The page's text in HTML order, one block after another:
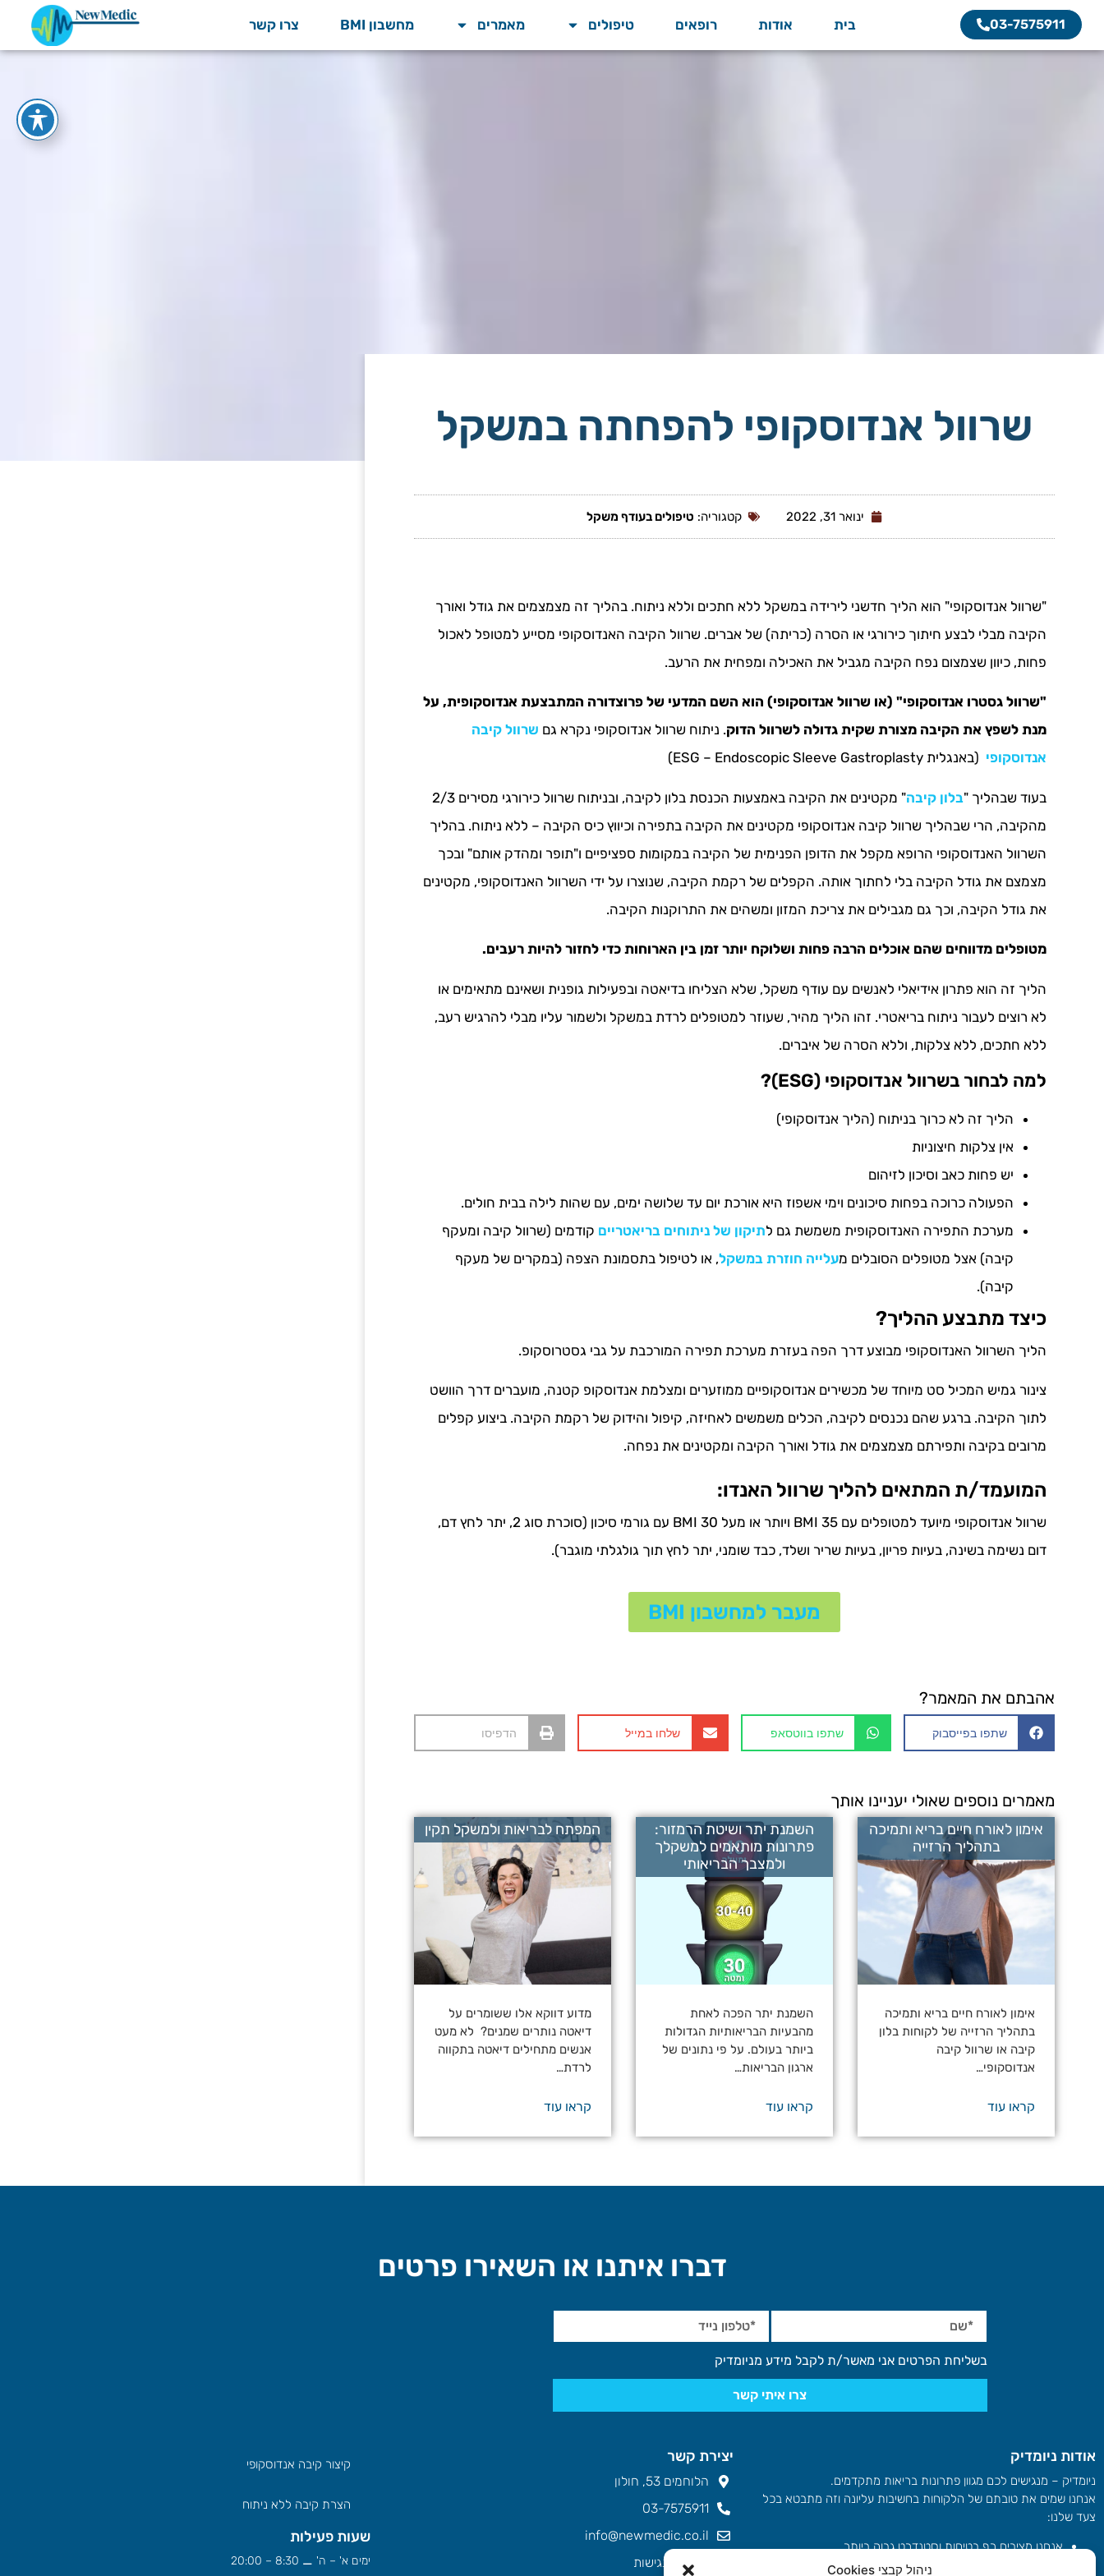
ניהול קבצי Cookies
03-7575911 בית אודות רופאים טיפולים מאמרים מחשבון BMI צרו קשר
שרוול אנדוסקופי להפחתה במשקל
ינואר 31, 2022 קטגוריה: טיפולים בעודף משקל
"שרוול אנדוסקופי" הוא הליך חדשני לירידה במשקל ללא חתכים וללא ניתוח. בהליך זה מצמצמים את גודל ואורך
הקיבה מבלי לבצע חיתוך כירורגי או הסרה (כריתה) של אברים. שרוול הקיבה האנדוסקופי מסייע למטופל לאכול
פחות, כיוון שצמצום נפח הקיבה מגביל את האכילה ומפחית את הרעב.
"שרוול גסטרו אנדוסקופי" (או שרוול אנדוסקופי) הוא השם המדעי של פרוצדורה המתבצעת אנדוסקופית, על
מנת לשפץ את הקיבה מצורת שקית גדולה לשרוול הדוק. ניתוח שרוול אנדוסקופי נקרא גם שרוול קיבה
אנדוסקופי (באנגלית ESG – Endoscopic Sleeve Gastroplasty)
בעוד שבהליך "בלון קיבה
" מקטינים את הקיבה באמצעות הכנסת בלון לקיבה, ובניתוח שרוול כירורגי מסירים 2/3
מהקיבה, הרי שבהליך שרוול קיבה אנדוסקופי מקטינים את הקיבה בתפירה וכיווץ כיס הקיבה – ללא ניתוח. בהליך
השרוול האנדוסקופי הרופא מקפל את הדופן הפנימית של הקיבה במקומות ספציפיים ו"תופר ומהדק אותם" ובכך
מצמצם את גודל הקיבה בלי לחתוך אותה. הקפלים של רקמת הקיבה, שנוצרו על ידי השרוול האנדוסקופי, מקטינים
את גודל הקיבה, וכך גם מגבילים את צריכת המזון ומשהים את התרוקנות הקיבה.
מטופלים מדווחים שהם אוכלים הרבה פחות ושלוקח יותר זמן בין הארוחות כדי לחזור להיות רעבים.
הליך זה הוא פתרון אידיאלי לאנשים עם עודף משקל, שלא הצליחו בדיאטה ובפעילות גופנית ושאינם מתאימים או
לא רוצים לעבור ניתוח בריאטרי. זהו הליך מהיר, שעוזר למטופלים לרדת במשקל ולשמור עליו מבלי להרגיש רעב,
ללא חתכים, ללא צלקות, וללא הסרה של איברים.
למה לבחור בשרוול אנדוסקופי (ESG)?
הליך זה לא כרוך בניתוח (הליך אנדוסקופי)
אין צלקות חיצוניות
יש פחות כאב וסיכון לזיהום
הפעולה כרוכה בפחות סיכונים וימי אשפוז היא אורכת יום עד שלושה ימים, עם שהות לילה בבית חולים.
מערכת התפירה האנדוסקופית משמשת גם לתיקון של ניתוחים בריאטריים קודמים (שרוול קיבה ומעקף
קיבה) אצל מטופלים הסובלים מעלייה חוזרת במשקל, או לטיפול בתסמונת הצפה (במקרים של מעקף
קיבה).
כיצד מתבצע ההליך?
הליך השרוול האנדוסקופי מבוצע דרך הפה בעזרת מערכת תפירה המורכבת על גבי גסטרוסקופ.
צינור גמיש המכיל סט מיוחד של מכשירים אנדוסקופיים ממוזערים ומצלמת אנדוסקופ קטנה, מועברים דרך הוושט
לתוך הקיבה. ברגע שהם נכנסים לקיבה, הכלים משמשים לאחיזה, קיפול והידוק של רקמת הקיבה. ביצוע קפלים
מרובים בקיבה ותפירתם מצמצמים את גודל ואורך הקיבה ומקטינים את נפחה.
המועמד/ת המתאים להליך שרוול האנדו:
שרוול אנדוסקופי מיועד למטופלים עם BMI 35 ויותר או מעל BMI 30 עם גורמי סיכון (סוכרת סוג 2, יתר לחץ דם,
דום נשימה בשינה, בעיות פריון, בעיות שריר ושלד, כבד שומני, יתר לחץ תוך גולגלתי מוגבר).
מעבר למחשבון BMI
אהבתם את המאמר?
שתפו בפייסבוק שתפו בווטסאפ שלחו במייל הדפיסו
מאמרים נוספים שאולי יעניינו אותך
אימון לאורח חיים בריא ותמיכה
בתהליך הרזייה
אימון לאורח חיים בריא ותמיכה
בתהליך הרזייה של לקוחות בלון
קיבה או שרוול קיבה
אנדוסקופי…
קראו עוד
השמנת יתר ושיטת הרמזור:
פתרונות מותאמים למשקלך
ולמצבך הבריאותי
השמנת יתר הפכה לאחת
מהבעיות הבריאותיות הגדולות
ביותר בעולם. על פי נתונים של
ארגון הבריאות…
קראו עוד
המפתח לבריאות ולמשקל תקין
מדוע דווקא אלו ששומרים על
דיאטה נותרים שמנים? לא מעט
אנשים מתחילים דיאטה בתקווה
לרדת…
קראו עוד
דברו איתנו או השאירו פרטים
בשליחת הפרטים אני מאשר/ת לקבל מידע מניומדיק
צרו איתי קשר
אודות ניומדיק
ניומדיק – מנגישים לכם מגוון פתרונות בריאות מתקדמים.
אנחנו שמים את טובתם של הלקוחות בחשיבות עליונה וזה מתבטא בכל
צעד שלנו:
אנחנו מציבים רף בטיחות וסטנדרט גבוה ביותר
יצירת קשר
הלוחמים 53, חולון
03-7575911
info@newmedic.co.il
הצהרת נגישות
קיצור קיבה אנדוסקופי
הצרת קיבה ללא ניתוח
שעות פעילות
ימים א' – ה' ⚊ 8:30 – 20:00